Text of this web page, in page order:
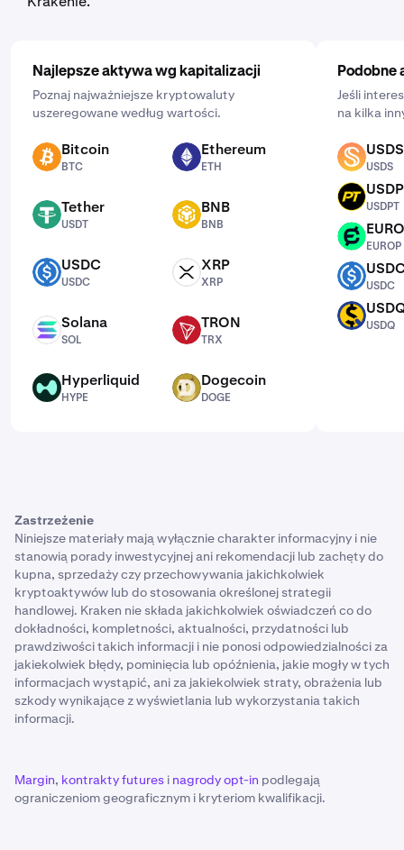
Najlepsze aktywa wg kapitalizacji
Poznaj najważniejsze kryptowaluty
uszeregowane według wartości.
BTC Bitcoin
BTC
ETH Ethereum
ETH
USDT Tether
USDT
BNB BNB
BNB
USDC USDC
USDC
XRP XRP
XRP
SOL Solana
SOL
TRX TRON
TRX
HYPE Hyperliquid
HYPE
DOGE Dogecoin
DOGE
Podobne
Jeśli
na kilka
USDS USDS
USDS
USDPT
USDPT
EUROP
EUROP
USDC
USDC
USDQ
USDQ
Zastrzeżenie
Niniejsze materiały mają wyłącznie charakter informacyjny i nie
stanowią porady inwestycyjnej ani rekomendacji lub zachęty do
kupna, sprzedaży czy przechowywania jakichkolwiek
kryptoaktywów lub do stosowania określonej strategii
handlowej. Kraken nie składa jakichkolwiek oświadczeń co do
dokładności, kompletności, aktualności, przydatności lub
prawdziwości takich informacji i nie ponosi odpowiedzialności za
jakiekolwiek błędy, pominięcia lub opóźnienia, jakie mogły w tych
informacjach wystąpić, ani za jakiekolwiek straty, obrażenia lub
szkody wynikające z wyświetlania lub wykorzystania takich
informacji.
Margin, kontrakty futures i nagrody opt-in podlegają
ograniczeniom geograficznym i kryteriom kwalifikacji.